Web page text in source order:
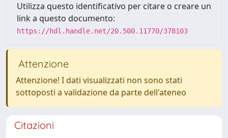
Utilizza questo identificativo per citare o creare un
link a questo documento:
https://hdl.handle.net/20.500.11770/378103
Attenzione
Attenzione! I dati visualizzati non sono stati
sottoposti a validazione da parte dell'ateneo
Citazioni